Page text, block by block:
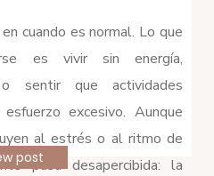
cuando es normal. Lo que
es vivir sin energía,
sentir que actividades
excesivo. Aunque
al estrés o al ritmo de
pasa desapercibida: la
post